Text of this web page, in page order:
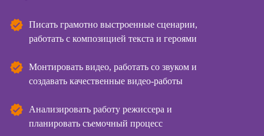
копирайтинга
Курсы по
контента
Писать грамотно выстроенные сценарии,
работать с композицией текста и героями
Монтировать видео, работать со звуком и
создавать качественные видео-работы
Анализировать работу режиссера и
планировать съемочный процесс